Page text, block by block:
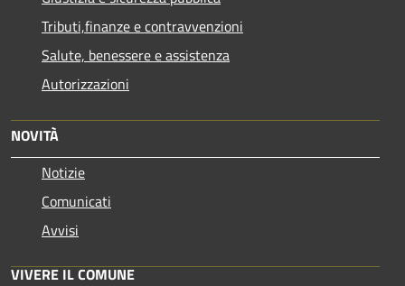
Tributi,finanze e contravvenzioni
Salute, benessere e assistenza
Autorizzazioni
NOVITÀ
Notizie
Comunicati
Avvisi
VIVERE IL COMUNE